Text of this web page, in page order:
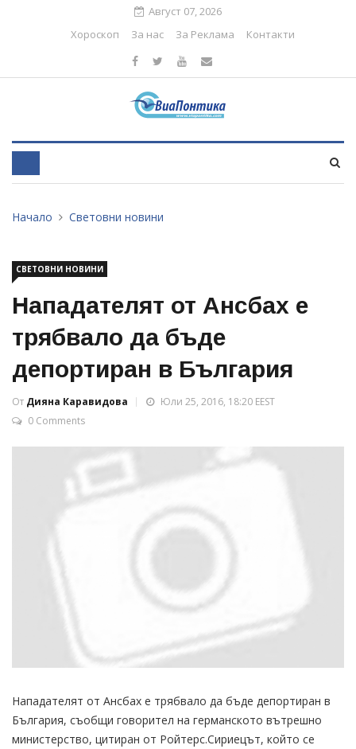
Август 07, 2026
Хороскоп
За нас За Реклама Контакти
Начало Световни новини
СВЕТОВНИ НОВИНИ
Нападателят от Ансбах е
трябвало да бъде
депортиран в България
От Дияна Каравидова
Юли 25, 2016, 18:20 EEST
0 Comments
Нападателят от Ансбах е трябвало да бъде депортиран в
България, съобщи говорител на германското вътрешно
министерство, цитиран от Ройтерс.Сириецът, който се